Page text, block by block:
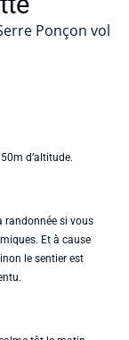
Ponçon vol
d’altitude.
randonnée si vous
Et à cause
le sentier est